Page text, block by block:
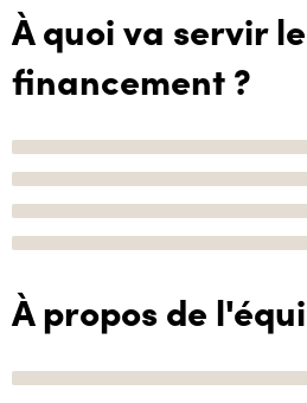
À quoi va servir le
financement ?
À propos de